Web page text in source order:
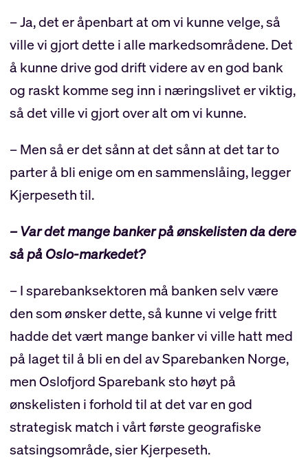
– Ja, det er åpenbart at om vi kunne velge, så
ville vi gjort dette i alle markedsområdene. Det
å kunne drive god drift videre av en god bank
og raskt komme seg inn i næringslivet er viktig,
så det ville vi gjort over alt om vi kunne.
– Men så er det sånn at det sånn at det tar to
parter å bli enige om en sammenslåing, legger
Kjerpeseth til.
– Var det mange banker på ønskelisten da dere
så på Oslo-markedet?
– I sparebanksektoren må banken selv være
den som ønsker dette, så kunne vi velge fritt
hadde det vært mange banker vi ville hatt med
på laget til å bli en del av Sparebanken Norge,
men Oslofjord Sparebank sto høyt på
ønskelisten i forhold til at det var en god
strategisk match i vårt første geografiske
satsingsområde, sier Kjerpeseth.